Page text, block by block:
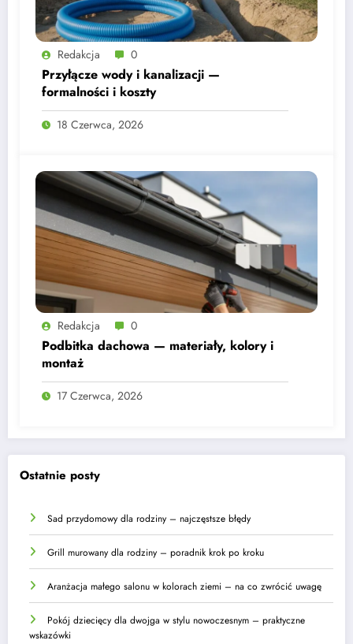
Ostatnie posty
Sad przydomowy dla rodziny – najczęstsze błędy
Grill murowany dla rodziny – poradnik krok po kroku
Aranżacja małego salonu w kolorach ziemi – na co zwrócić uwagę
Pokój dziecięcy dla dwojga w stylu nowoczesnym – praktyczne
wskazówki
Redakcja 0
Przyłącze wody i kanalizacji —
formalności i koszty
18 Czerwca, 2026
Redakcja 0
Podbitka dachowa — materiały, kolory i
montaż
17 Czerwca, 2026